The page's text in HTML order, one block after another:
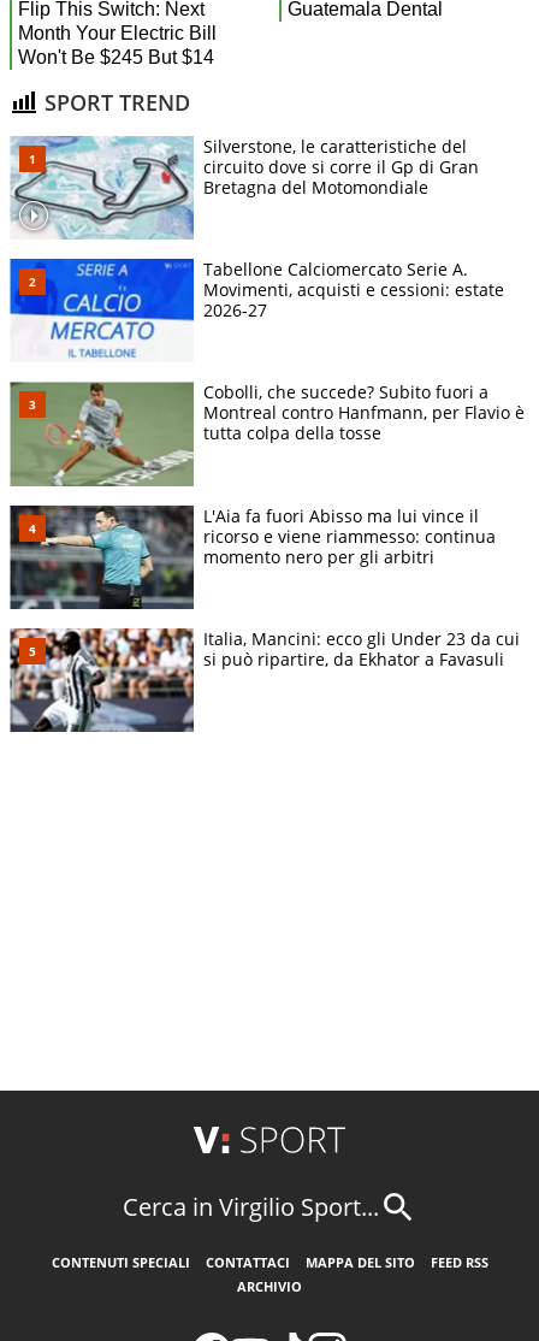
SPORT TREND
Silverstone, le caratteristiche del
circuito dove si corre il Gp di Gran
Bretagna del Motomondiale
Tabellone Calciomercato Serie A.
Movimenti, acquisti e cessioni: estate
2026-27
Cobolli, che succede? Subito fuori a
Montreal contro Hanfmann, per Flavio è
tutta colpa della tosse
L'Aia fa fuori Abisso ma lui vince il
ricorso e viene riammesso: continua
momento nero per gli arbitri
Italia, Mancini: ecco gli Under 23 da cui
si può ripartire, da Ekhator a Favasuli
Cerca in Virgilio Sport...
CONTENUTI SPECIALI CONTATTACI MAPPA DEL SITO
FEED RSS
ARCHIVIO